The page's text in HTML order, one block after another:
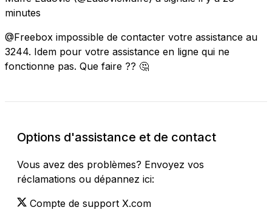
minutes
@Freebox impossible de contacter votre assistance au
3244. Idem pour votre assistance en ligne qui ne
fonctionne pas. Que faire ?? 🤔
Options d'assistance et de contact
Vous avez des problèmes? Envoyez vos
réclamations ou dépannez ici:
Compte de support X.com